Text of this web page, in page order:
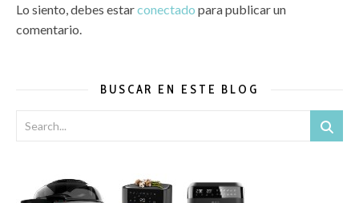
Lo siento, debes estarconectado para publicar un
comentario.
BUSCAR EN ESTE BLOG